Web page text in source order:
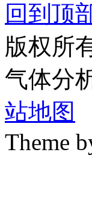
回到顶
版权所
气体分
站地图
Theme